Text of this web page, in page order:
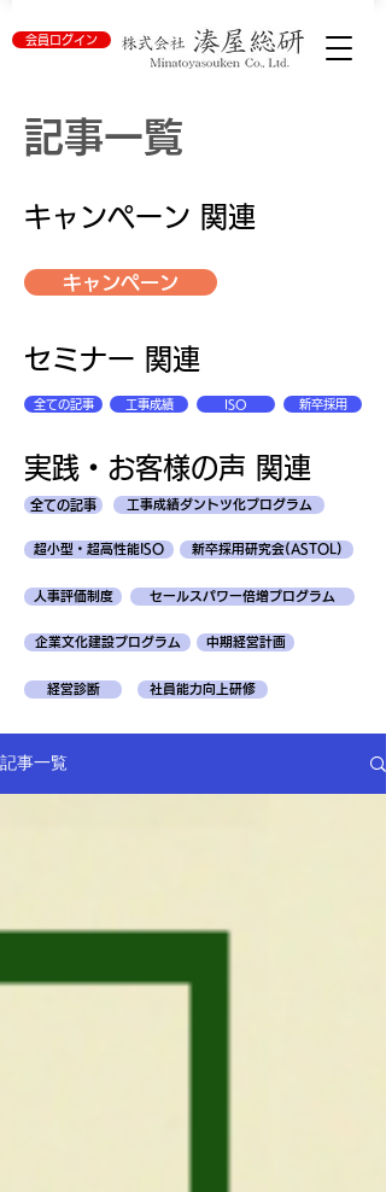
会員ログイン
​記事一覧
キャンペーン 関連
キャンペーン
セミナー 関連
全ての記事 工事成績 ISO 新卒採用
実践・お客様の声 関連
全ての記事 工事成績ダントツ化プログラム
超小型・超高性能ISO 新卒採用研究会(ASTOL)
人事評価制度 セールスパワー倍増プログラム
企業文化建設プログラム 中期経営計画
経営診断 社員能力向上研修
記事一覧